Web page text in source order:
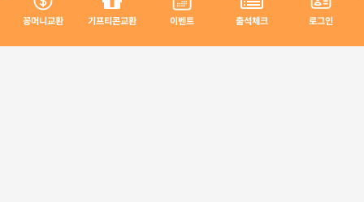
꽁머니교환 기프티콘교환 이벤트 출석체크 로그인